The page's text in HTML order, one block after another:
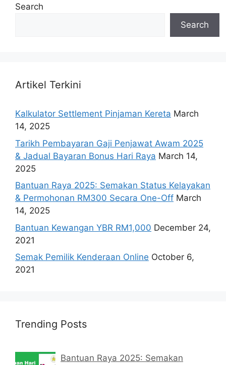
Search
Search
Artikel Terkini
Kalkulator Settlement Pinjaman Kereta March
14, 2025
Tarikh Pembayaran Gaji Penjawat Awam 2025
& Jadual Bayaran Bonus Hari Raya March 14,
2025
Bantuan Raya 2025: Semakan Status Kelayakan
& Permohonan RM300 Secara One-Off March
14, 2025
Bantuan Kewangan YBR RM1,000 December 24,
2021
Semak Pemilik Kenderaan Online October 6,
2021
Trending Posts
Bantuan Raya 2025: Semakan